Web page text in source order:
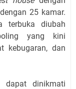
25 kamar.
terbuka diubah
yang kini
kebugaran, dan
dapat dinikmati